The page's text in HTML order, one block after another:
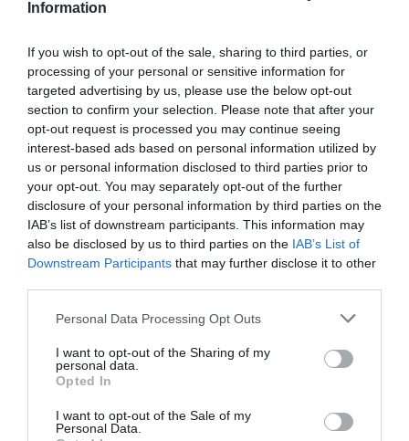
Information
If you wish to opt-out of the sale, sharing to third parties, or
processing of your personal or sensitive information for
targeted advertising by us, please use the below opt-out
section to confirm your selection. Please note that after your
opt-out request is processed you may continue seeing
interest-based ads based on personal information utilized by
us or personal information disclosed to third parties prior to
your opt-out. You may separately opt-out of the further
disclosure of your personal information by third parties on the
IAB’s list of downstream participants. This information may
also be disclosed by us to third parties on the IAB’s List of
Downstream Participants that may further disclose it to other
Personal Data Processing Opt Outs
I want to opt-out of the Sharing of my
personal data.
Opted In
I want to opt-out of the Sale of my
Personal Data.
să trimită bani prin
cunoştinţe sau prin firmele de transport.
Urmărind evoluţia remiterilor în următoarele luni,
experţii vor putea constata dacă românii din
străinătate au depăşit, într-adevăr greutăţile
economice. Creşterea înregistrată în ianuarie a
ajutat, oricum, la echilibrarea contului curent, calculat
în baza intrărilor şi ieşirilor de valută, ceea ce a dus
indirect şi laaprecierea monedei naţionale.
Articolul anterior
Alegeri 2012/ Vânătoare de candidaţi
români: cazul Castellamonte
Următorul articol